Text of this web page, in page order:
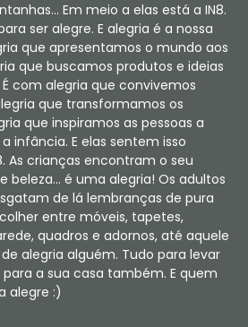
Em meio a elas está a IN8.
ser alegre. E alegria é a nossa
que apresentamos o mundo aos
que buscamos produtos e ideias
com alegria que convivemos
que transformamos os
que inspiramos as pessoas a
infância. E elas sentem isso
As crianças encontram o seu
beleza... é uma alegria! Os adultos
de lá lembranças de pura
entre móveis, tapetes,
quadros e adornos, até aquele
alegria alguém. Tudo para levar
a sua casa também. E quem
alegre :)